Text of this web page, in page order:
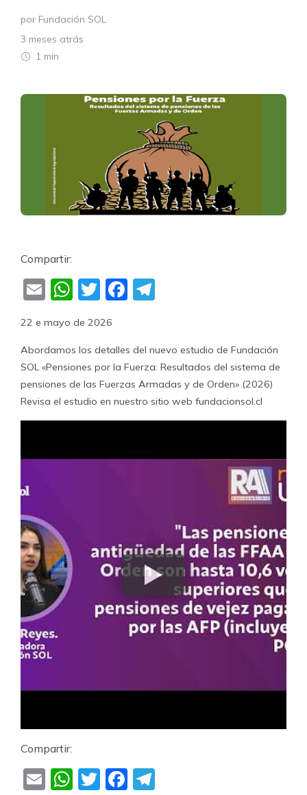
por Fundación SOL
3 meses atrás
1 min
Compartir:
EmailWhatsApp
TwitterFacebook
22 e mayo de 2026
Abordamos los detalles del nuevo estudio de Fundación
SOL «Pensiones por la Fuerza: Resultados del sistema de
pensiones de las Fuerzas Armadas y de Orden» (2026)
Revisa el estudio en nuestro sitio web fundacionsol.cl
Compartir:
EmailWhatsApp
TwitterFacebook